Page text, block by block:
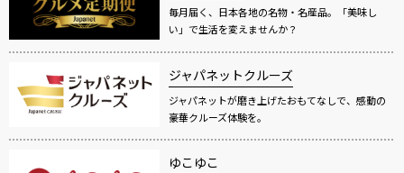
毎月届く、日本各地の名物・名産品。「美味し
い」で生活を変えませんか？
ジャパネットクルーズ
ジャパネットが磨き上げたおもてなしで、感動の
豪華クルーズ体験を。
ゆこゆこ